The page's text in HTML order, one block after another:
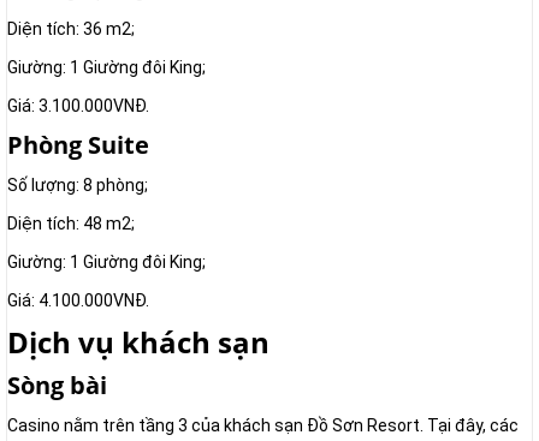
Diện tích: 36 m2;
Giường: 1 Giường đôi King;
Giá: 3.100.000VNĐ.
Phòng Suite
Số lượng: 8 phòng;
Diện tích: 48 m2;
Giường: 1 Giường đôi King;
Giá: 4.100.000VNĐ.
Dịch vụ khách sạn
Sòng bài
Casino nằm trên tầng 3 của khách sạn Đồ Sơn Resort. Tại đây, các